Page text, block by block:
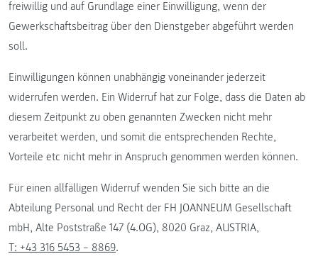
freiwillig und auf Grundlage einer Einwilligung, wenn der
Gewerkschaftsbeitrag über den Dienstgeber abgeführt werden
soll.
Einwilligungen können unabhängig voneinander jederzeit
widerrufen werden. Ein Widerruf hat zur Folge, dass die Daten ab
diesem Zeitpunkt zu oben genannten Zwecken nicht mehr
verarbeitet werden, und somit die entsprechenden Rechte,
Vorteile etc nicht mehr in Anspruch genommen werden können.
Für einen allfälligen Widerruf wenden Sie sich bitte an die
Abteilung Personal und Recht der FH JOANNEUM Gesellschaft
mbH, Alte Poststraße 147 (4.OG), 8020 Graz, AUSTRIA,
T: +43 316 5453 – 8869.